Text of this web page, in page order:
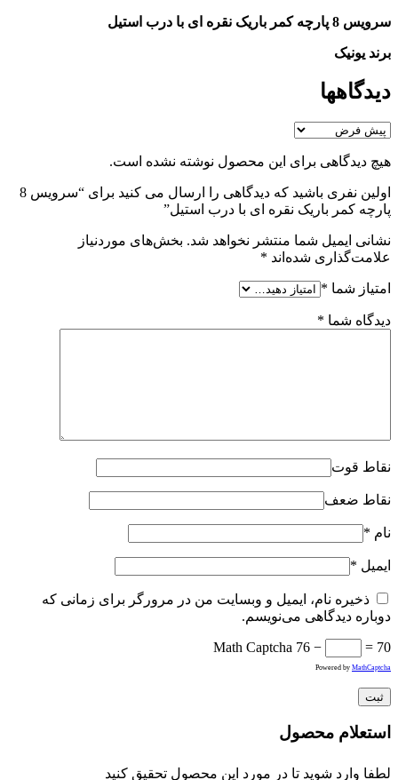
سرویس 8 پارچه کمر باریک نقره ای با درب استیل
برند یونیک
دیدگاهها
هیچ دیدگاهی برای این محصول نوشته نشده است.
اولین نفری باشید که دیدگاهی را ارسال می کنید برای “سرویس 8
پارچه کمر باریک نقره ای با درب استیل”
نشانی ایمیل شما منتشر نخواهد شد. بخش‌های موردنیاز
علامت‌گذاری شده‌اند *
امتیاز شما *
دیدگاه شما *
نقاط قوت
نقاط ضعف
نام *
ایمیل *
ذخیره نام، ایمیل و وبسایت من در مرورگر برای زمانی که
دوباره دیدگاهی می‌نویسم.
Math Captcha 76 − = 70
Powered by MathCaptcha
استعلام محصول
لطفا وارد شوید تا در مورد این محصول تحقیق کنید